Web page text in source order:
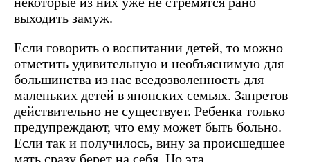
выходить замуж.
Если говорить о воспитании детей, то можно
отметить удивительную и необъяснимую для
большинства из нас вседозволенность для
маленьких детей в японских семьях. Запретов
действительно не существует. Ребенка только
предупреждают, что ему может быть больно.
Если так и получилось, вину за происшедшее
мать сразу берет на себя. Но эта